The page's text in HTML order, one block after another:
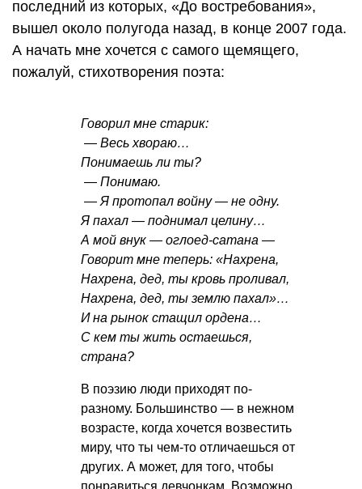
последний из которых, «До востребования»,
вышел около полугода назад, в конце 2007 года.
А начать мне хочется с самого щемящего,
пожалуй, стихотворения поэта:
Говорил мне старик:
— Весь хвораю…
Понимаешь ли ты?
— Понимаю.
— Я протопал войну — не одну.
Я пахал — поднимал целину…
А мой внук — оглоед-сатана —
Говорит мне теперь: «Нахрена,
Нахрена, дед, ты кровь проливал,
Нахрена, дед, ты землю пахал»…
И на рынок стащил ордена…
С кем ты жить остаешься,
страна?
В поэзию люди приходят по-
разному. Большинство — в нежном
возрасте, когда хочется возвестить
миру, что ты чем-то отличаешься от
других. А может, для того, чтобы
понравиться девчонкам. Возможно,